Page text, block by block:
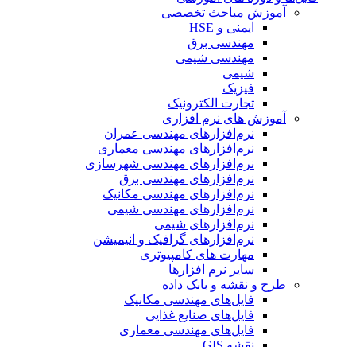
آموزش مباحث تخصصی
ایمنی و HSE
مهندسی برق
مهندسی شیمی
شیمی
فیزیک
تجارت الکترونیک
آموزش های نرم افزاری
نرم‌افزارهای مهندسی عمران
نرم‌افزارهای مهندسی معماری
نرم‌افزارهای مهندسی شهرسازی
نرم‌افزارهای مهندسی برق
نرم‌افزارهای مهندسی مکانیک
نرم‌افزارهای مهندسی شیمی
نرم‌افزارهای شیمی
نرم‌افزارهای گرافیک و انیمیشن
مهارت های کامپیوتری
سایر نرم افزارها
طرح و نقشه و بانک داده
فایل‌های مهندسی مکانیک
فایل‌های صنایع غذایی
فایل‌های مهندسی معماری